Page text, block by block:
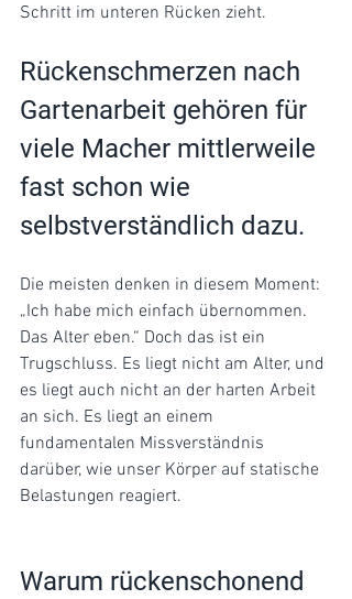
Schritt im unteren Rücken zieht.
Rückenschmerzen nach
Gartenarbeit gehören für
viele Macher mittlerweile
fast schon wie
selbstverständlich dazu.
Die meisten denken in diesem Moment:
„Ich habe mich einfach übernommen.
Das Alter eben.“ Doch das ist ein
Trugschluss. Es liegt nicht am Alter, und
es liegt auch nicht an der harten Arbeit
an sich. Es liegt an einem
fundamentalen Missverständnis
darüber, wie unser Körper auf statische
Belastungen reagiert.
Warum rückenschonend